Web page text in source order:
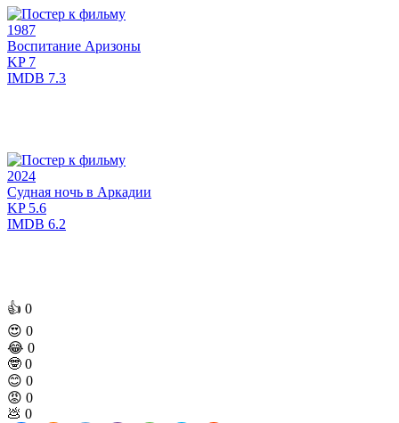
1987
Воспитание Аризоны
KP7
IMDB 7.3
2024
Судная ночь в Аркадии
KP5.6
IMDB 6.2
👍 0
😍 0
😂 0
🤓 0
😊 0
😡 0
💩 0